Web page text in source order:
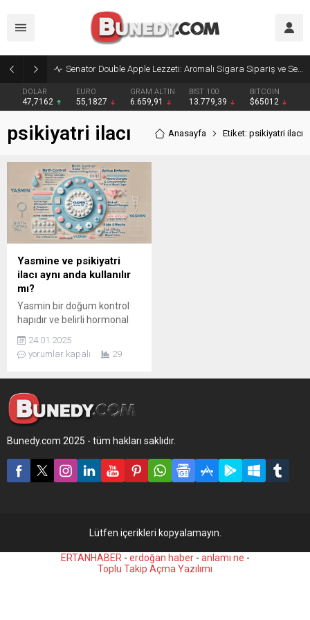
Senator Double Apple Lezzeti: Aromalı Sigara Sipariş ve Senator Sigara Dünyasına Yolculuk
DOLAR
47,7162
EURO
55,1827
GRAM ALTIN
6.659,91
BIST 100
13.779,39
BITCOIN
$65012
psikiyatri ilacı Anasayfa Etiket: psikiyatri ilacı
Yasmine ve psikiyatri
ilacı aynı anda kullanılır
mı?
Yasmin bir doğum kontrol
hapıdır ve belirli hormonal
ilaçları ise farklı etkilere ve
içeriklere sahip geniş bir
24.01.2025
yorumlar kapalı
29
Bunedy.com 2025 - tüm hakları saklıdır.
Lütfen içerikleri kopyalamayın.
ERTANHABER - erdoğan haber- anlamı ne -
Toplu Takip Açma Yazılımı